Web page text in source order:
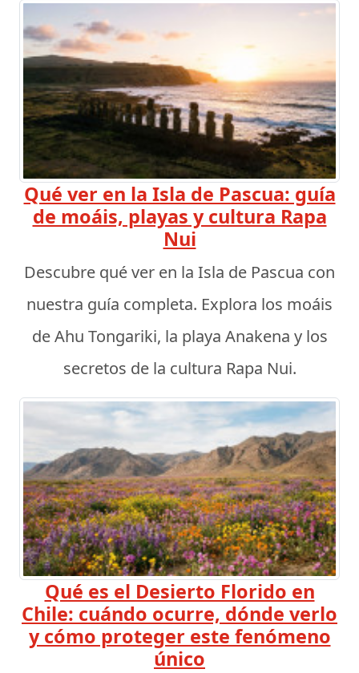
Qué ver en la Isla de Pascua: guía
de moáis, playas y cultura Rapa
Nui
Descubre qué ver en la Isla de Pascua con
nuestra guía completa. Explora los moáis
de Ahu Tongariki, la playa Anakena y los
secretos de la cultura Rapa Nui.
Qué es el Desierto Florido en
Chile: cuándo ocurre, dónde verlo
y cómo proteger este fenómeno
único